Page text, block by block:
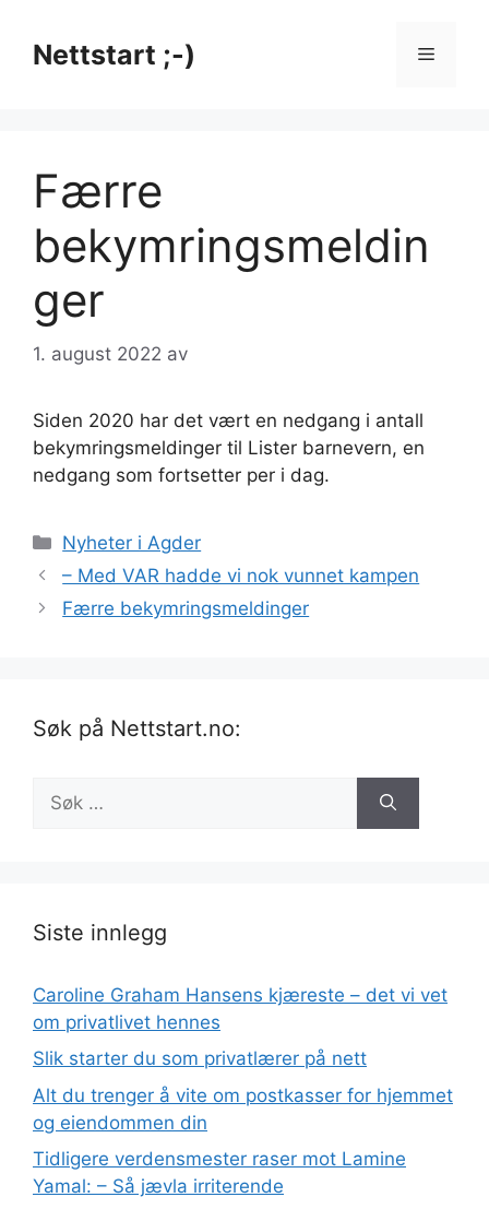
innholdNettstart ;-) Meny
Færre
bekymringsmeldin
ger
1. august 2022 av
Siden 2020 har det vært en nedgang i antall
bekymringsmeldinger til Lister barnevern, en
nedgang som fortsetter per i dag.
Kategorier
Nyheter i Agder
– Med VAR hadde vi nok vunnet kampen
Færre bekymringsmeldinger
Søk på Nettstart.no:
etter:
Siste innlegg
Caroline Graham Hansens kjæreste – det vi vet
om privatlivet hennes
Slik starter du som privatlærer på nett
Alt du trenger å vite om postkasser for hjemmet
og eiendommen din
Tidligere verdensmester raser mot Lamine
Yamal: – Så jævla irriterende